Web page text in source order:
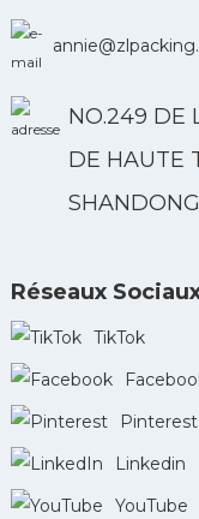
NO.249 DE
DE HAUTE
Réseaux
TikTok
Pinterest
Linkedin
YouTube